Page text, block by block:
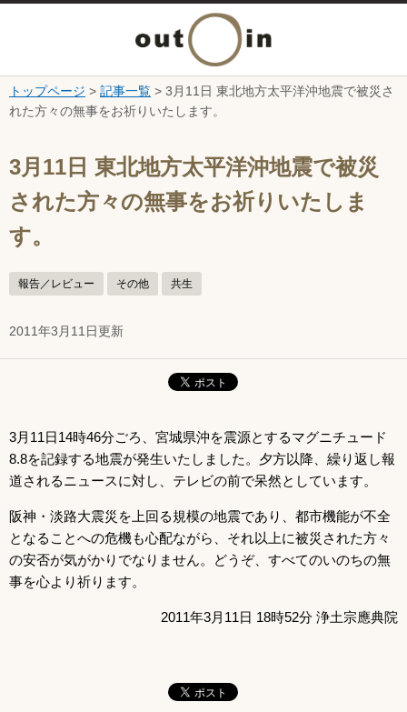
本文へ
ニ
ュ
ー
を
開
く
トップページ > 記事一覧 > 3月11日 東北地方太平洋沖地震で被災さ
れた方々の無事をお祈りいたします。
3月11日 東北地方太平洋沖地震で被災
された方々の無事をお祈りいたしま
す。
報告／レビュー その他 共生
2011年3月11日更新
3月11日14時46分ごろ、宮城県沖を震源とするマグニチュード
8.8を記録する地震が発生いたしました。夕方以降、繰り返し報
道されるニュースに対し、テレビの前で呆然としています。
阪神・淡路大震災を上回る規模の地震であり、都市機能が不全
となることへの危機も心配ながら、それ以上に被災された方々
の安否が気がかりでなりません。どうぞ、すべてのいのちの無
事を心より祈ります。
2011年3月11日 18時52分 浄土宗應典院